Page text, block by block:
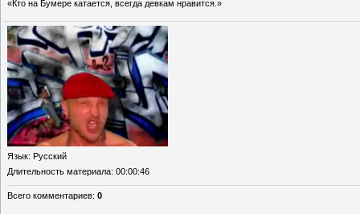
«Кто на Бумере катается, всегда девкам нравится.»
Язык: Русский
Длительность материала: 00:00:46
Всего комментариев: 0